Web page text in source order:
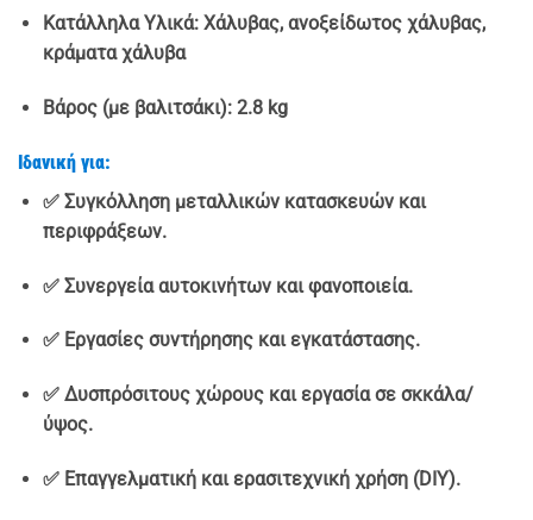
Κατάλληλα Υλικά: Χάλυβας, ανοξείδωτος χάλυβας,
κράματα χάλυβα
Βάρος (με βαλιτσάκι): 2.8 kg
Ιδανική για:
✅ Συγκόλληση μεταλλικών κατασκευών και
περιφράξεων.
✅ Συνεργεία αυτοκινήτων και φανοποιεία.
✅ Εργασίες συντήρησης και εγκατάστασης.
✅ Δυσπρόσιτους χώρους και εργασία σε σκκάλα/
ύψος.
✅ Επαγγελματική και ερασιτεχνική χρήση (DIY).